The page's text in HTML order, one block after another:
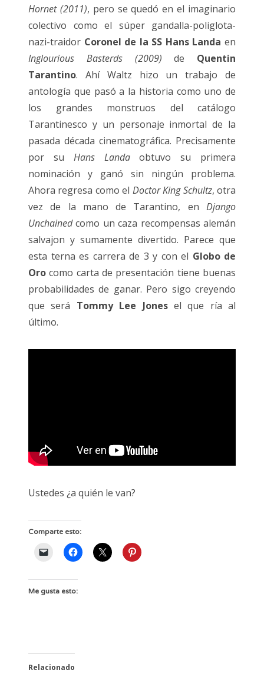
Hornet (2011), pero se quedó en el imaginario
colectivo como el súper gandalla-poliglota-
nazi-traidor Coronel de la SS Hans Landa en
Inglourious Basterds (2009) de Quentin
Tarantino. Ahí Waltz hizo un trabajo de
antología que pasó a la historia como uno de
los grandes monstruos del catálogo
Tarantinesco y un personaje inmortal de la
pasada década cinematográfica. Precisamente
por su Hans Landaobtuvo su primera
nominación y ganó sin ningún problema.
Ahora regresa como el Doctor King Schultz, otra
vez de la mano de Tarantino, en Django
Unchainedcomo un caza recompensas alemán
salvajon y sumamente divertido. Parece que
esta terna es carrera de 3 y con el Globo de
Oro como carta de presentación tiene buenas
probabilidades de ganar. Pero sigo creyendo
que será Tommy Lee Jonesel que ría al
último.
Ustedes ¿a quién le van?
Comparte esto:
Me gusta esto:
Relacionado